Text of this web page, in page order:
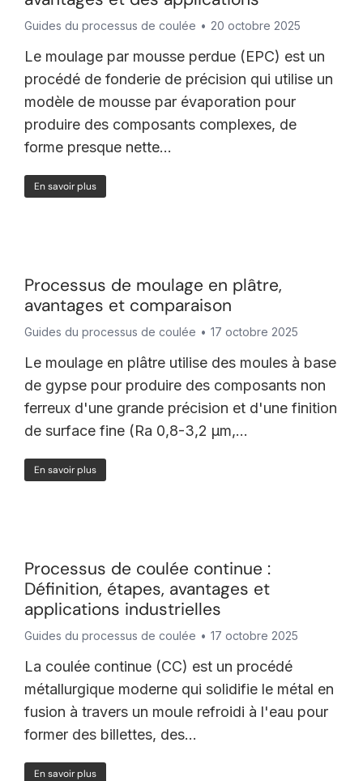
Guides du processus de coulée 20 octobre 2025
Le moulage par mousse perdue (EPC) est un
procédé de fonderie de précision qui utilise un
modèle de mousse par évaporation pour
produire des composants complexes, de
forme presque nette...
En savoir plus
Processus de moulage en plâtre,
avantages et comparaison
Guides du processus de coulée 17 octobre 2025
Le moulage en plâtre utilise des moules à base
de gypse pour produire des composants non
ferreux d'une grande précision et d'une finition
de surface fine (Ra 0,8-3,2 µm,...
En savoir plus
Processus de coulée continue :
Définition, étapes, avantages et
applications industrielles
Guides du processus de coulée 17 octobre 2025
La coulée continue (CC) est un procédé
métallurgique moderne qui solidifie le métal en
fusion à travers un moule refroidi à l'eau pour
former des billettes, des...
En savoir plus